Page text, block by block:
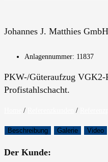
Johannes J. Matthies
Anlagennummer: 11837
PKW-/Güteraufzug VGK2-
Profistahlschacht.
/ /
Beschreibung Galerie Video
Der Kunde: